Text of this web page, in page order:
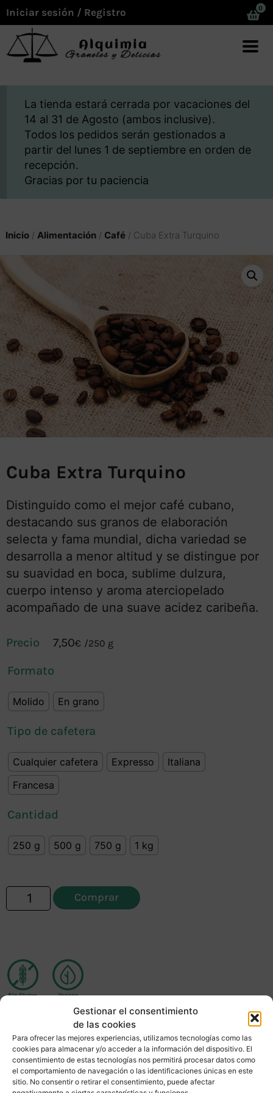
Gestionar el consentimiento
de las cookies
Para ofrecer las mejores experiencias, utilizamos tecnologías como las
cookies para almacenar y/o acceder a la información del dispositivo. El
consentimiento de estas tecnologías nos permitirá procesar datos como
el comportamiento de navegación o las identificaciones únicas en este
sitio. No consentir o retirar el consentimiento, puede afectar
Iniciar sesión / Registro 0
La tienda estará cerrada por vacaciones del
14 al 31 de Agosto (ambos inclusive).
Todos los pedidos serán gestionados a
partir del lunes 1 de septiembre en orden de
recepción.
Gracias por tu paciencia
Inicio/ Alimentación/ Café / Cuba Extra Turquino
Cuba Extra Turquino
Distinguido como el mejor café cubano,
destacando sus granos de elaboración
selecta y fama mundial, dicha variedad se
desarrolla a menor altitud y se distingue por
su suavidad en boca, sublime dulzura,
cuerpo intenso y aroma aterciopelado
acompañado de una suave acidez caribeña.
7,50€ /250 g
Formato
Molido En grano
Tipo de cafetera
Cualquier cafetera Expresso
Italiana
Francesa
Cantidad
250 g 500 g 750 g 1 kg
Comprar
Información adicional